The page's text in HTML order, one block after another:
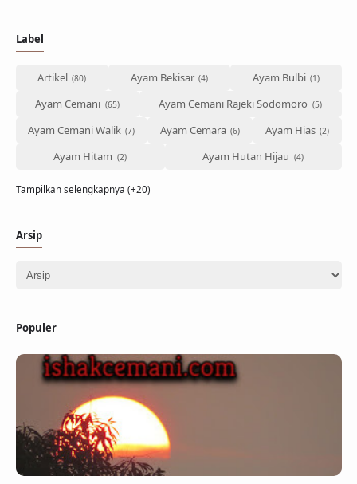
Label
Artikel Ayam Bekisar
Ayam Bulbi
Ayam Cemani
Ayam Cemani Rajeki Sodomoro
Ayam Cemani Walik
Ayam Cemara
Ayam Hias
Ayam Hitam
Ayam Hutan Hijau
Tampilkan selengkapnya (+20)
Arsip
Populer